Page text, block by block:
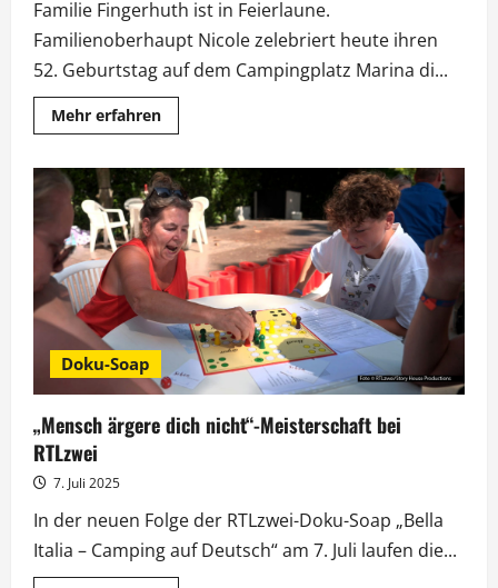
Familie Fingerhuth ist in Feierlaune.
Familienoberhaupt Nicole zelebriert heute ihren
52. Geburtstag auf dem Campingplatz Marina di...
Mehr erfahrenMehr
Informationen
Italia
–
Camping
auf
Deutsch“:
Familie
Fingerhuth
feiert
Geburtstag
Doku-Soap
„Mensch ärgere dich nicht“-Meisterschaft bei
RTLzwei
7. Juli 2025
In der neuen Folge der RTLzwei-Doku-Soap „Bella
Italia – Camping auf Deutsch“ am 7. Juli laufen die...